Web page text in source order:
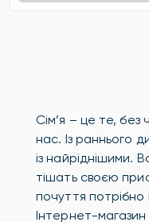
Сім’я – це те, без
нас. Із раннього
із найріднішими.
тішать своєю
почуття потрібно
Інтернет-